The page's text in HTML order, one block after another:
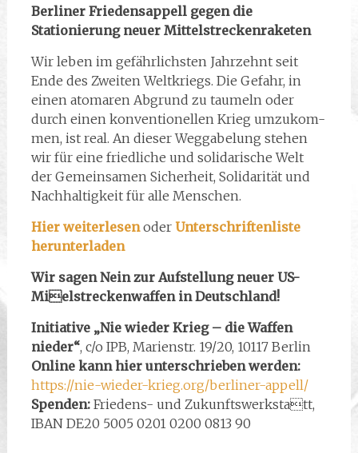
Berliner Friedensappell gegen die
Stationierung neuer Mittelstreckenraketen
Wir leben im gefährlichsten Jahrzehnt seit
Ende des Zweiten Weltkriegs. Die Gefahr, in
einen atomaren Abgrund zu taumeln oder
durch einen konventionellen Krieg umzukom-
men, ist real. An dieser Weggabelung stehen
wir für eine friedliche und solidarische Welt
der Gemeinsamen Sicherheit, Solidarität und
Nachhaltigkeit für alle Menschen.
Hier weiterlesenoder Unterschriftenliste
herunterladen
Wir sagen Nein zur Aufstellung neuer US-
Mielstreckenwaffen in Deutschland!
Initiative „Nie wieder Krieg – die Waffen
nieder“, c/o IPB, Marienstr. 19/20, 10117 Berlin
Online kann hier unterschrieben werden:
https://nie-wieder-krieg.org/berliner-appell/
Spenden:Friedens- und Zukunftswerkstatt,
IBAN DE20 5005 0201 0200 0813 90